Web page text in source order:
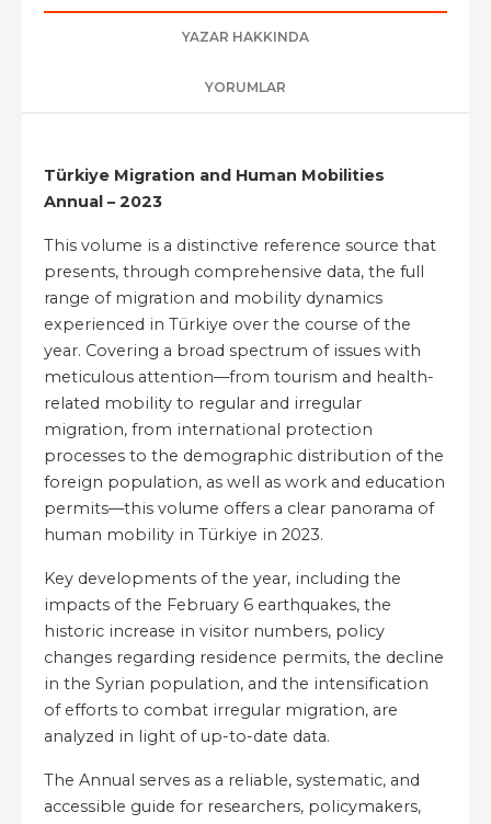
YAZAR HAKKINDA
YORUMLAR
Türkiye Migration and Human Mobilities
Annual – 2023
This volume is a distinctive reference source that
presents, through comprehensive data, the full
range of migration and mobility dynamics
experienced in Türkiye over the course of the
year. Covering a broad spectrum of issues with
meticulous attention—from tourism and health-
related mobility to regular and irregular
migration, from international protection
processes to the demographic distribution of the
foreign population, as well as work and education
permits—this volume offers a clear panorama of
human mobility in Türkiye in 2023.
Key developments of the year, including the
impacts of the February 6 earthquakes, the
historic increase in visitor numbers, policy
changes regarding residence permits, the decline
in the Syrian population, and the intensification
of efforts to combat irregular migration, are
analyzed in light of up-to-date data.
The Annual serves as a reliable, systematic, and
accessible guide for researchers, policymakers,